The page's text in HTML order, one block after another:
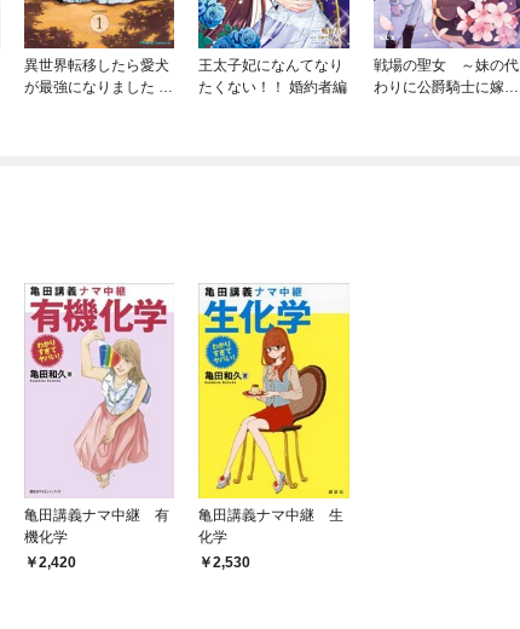
異世界転移したら愛犬
が最強になりました ～
王太子妃になんてなり
たくない！！ 婚約者編
戦場の聖女 ～妹の代
わりに公爵騎士に嫁ぐ
亀田講義ナマ中継 有
機化学
2,420
亀田講義ナマ中継 生
化学
2,530